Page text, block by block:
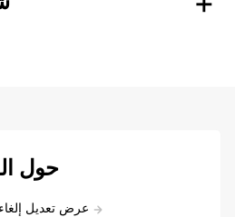
حول
عرض تعديل